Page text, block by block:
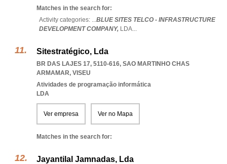
Matches in the search for:
Activity categories: ...BLUE SITES TELCO - INFRASTRUCTURE
DEVELOPMENT COMPANY, LDA...
Sitestratégico, Lda
BR DAS LAJES 17, 5110-616, SAO MARTINHO CHAS
ARMAMAR, VISEU
Atividades de programação informática
LDA
Ver empresa Ver no Mapa
Matches in the search for:
Jayantilal Jamnadas, Lda